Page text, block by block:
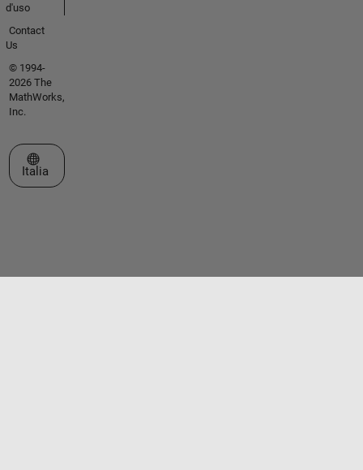
d'uso
Contact
Us
© 1994-
2026 The
MathWorks,
Inc.
Seleziona un sito web
Italia